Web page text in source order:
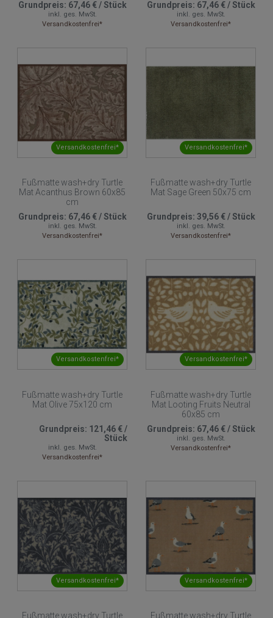
Grundpreis: 67,46 €/Stück
inkl. ges. MwSt.
Versandkostenfrei*
Grundpreis: 67,46 €/Stück
inkl. ges. MwSt.
Versandkostenfrei*
Versandkostenfrei*
Fußmatte wash+dry Turtle
Mat Acanthus Brown 60x85
cm
Grundpreis: 67,46 €/Stück
inkl. ges. MwSt.
Versandkostenfrei*
Versandkostenfrei*
Fußmatte wash+dry Turtle
Mat Sage Green 50x75 cm
Grundpreis: 39,56 €/Stück
inkl. ges. MwSt.
Versandkostenfrei*
Versandkostenfrei*
Fußmatte wash+dry Turtle
Mat Olive 75x120 cm
Grundpreis: 121,46 €/
Stück
inkl. ges. MwSt.
Versandkostenfrei*
Versandkostenfrei*
Fußmatte wash+dry Turtle
Mat Looting Fruits Neutral
60x85 cm
Grundpreis: 67,46 €/Stück
inkl. ges. MwSt.
Versandkostenfrei*
Versandkostenfrei*
Fußmatte wash+dry Turtle
Versandkostenfrei*
Fußmatte wash+dry Turtle